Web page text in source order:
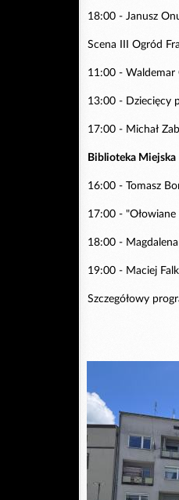
18:00 - Janusz
Scena III Ogród
11:00 - Waldemar
13:00 - Dziecięcy
17:00 - Michał
Biblioteka Miejska
16:00 - Tomasz
17:00 -
18:00 -
19:00 - Maciej
Szczegółowy